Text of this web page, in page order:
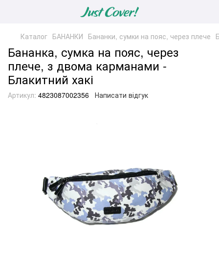
Каталог БАНАНКИ Бананки, сумки на пояс, через плече
Бананка, сумка на пояс, через
плече, з двома карманами -
Блакитний хакі
Артикул: 4823087002356 Написати відгук